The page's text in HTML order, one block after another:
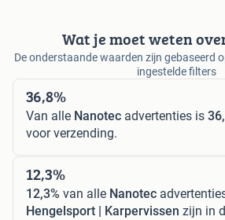
Wat je moet weten
De onderstaande waarden zijn gebaseerd
ingestelde filters
36,8%
Van alle Nanotec advertenties is
voor verzending.
12,3%
12,3% van alle Nanotec
Hengelsport | Karpervissen zijn in